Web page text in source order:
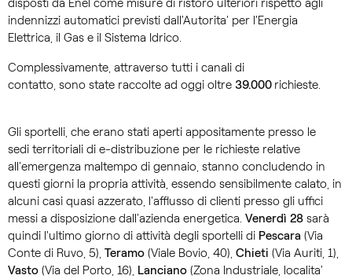
disposti da Enel come misure di ristoro ulteriori rispetto agli
indennizzi automatici previsti dall'Autorita' per l'Energia
Elettrica, il Gas e il Sistema Idrico.
Complessivamente, attraverso tutti i canali di
contatto, sono state raccolte ad oggi oltre 39.000 richieste.
Gli sportelli, che erano stati aperti appositamente presso le
sedi territoriali di e-distribuzione per le richieste relative
all'emergenza maltempo di gennaio, stanno concludendo in
questi giorni la propria attività, essendo sensibilmente calato, in
alcuni casi quasi azzerato, l'afflusso di clienti presso gli uffici
messi a disposizione dall'azienda energetica. Venerdì 28 sarà
quindi l'ultimo giorno di attività degli sportelli di Pescara (Via
Conte di Ruvo, 5), Teramo (Viale Bovio, 40), Chieti (Via Auriti, 1),
Vasto (Via del Porto, 16), Lanciano (Zona Industriale, localita'